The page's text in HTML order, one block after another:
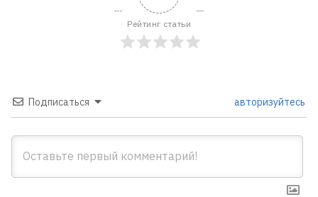
Рейтинг статьи
Подписаться авторизуйтесь